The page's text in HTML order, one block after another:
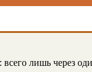
лишь через